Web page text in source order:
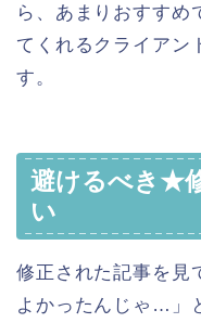
ら、あまりおすすめ
てくれるクライアン
す。
避けるべき★
い
修正された記事を見
よかったんじゃ…」